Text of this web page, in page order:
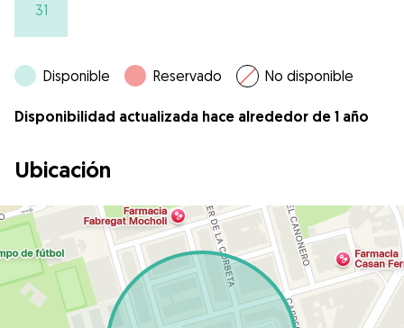
31
Disponible Reservado No disponible
Disponibilidad actualizada hace alrededor de 1 año
Ubicación